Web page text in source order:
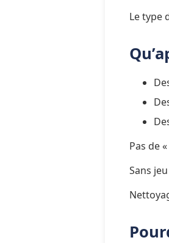
Le type
Pas de
Sans